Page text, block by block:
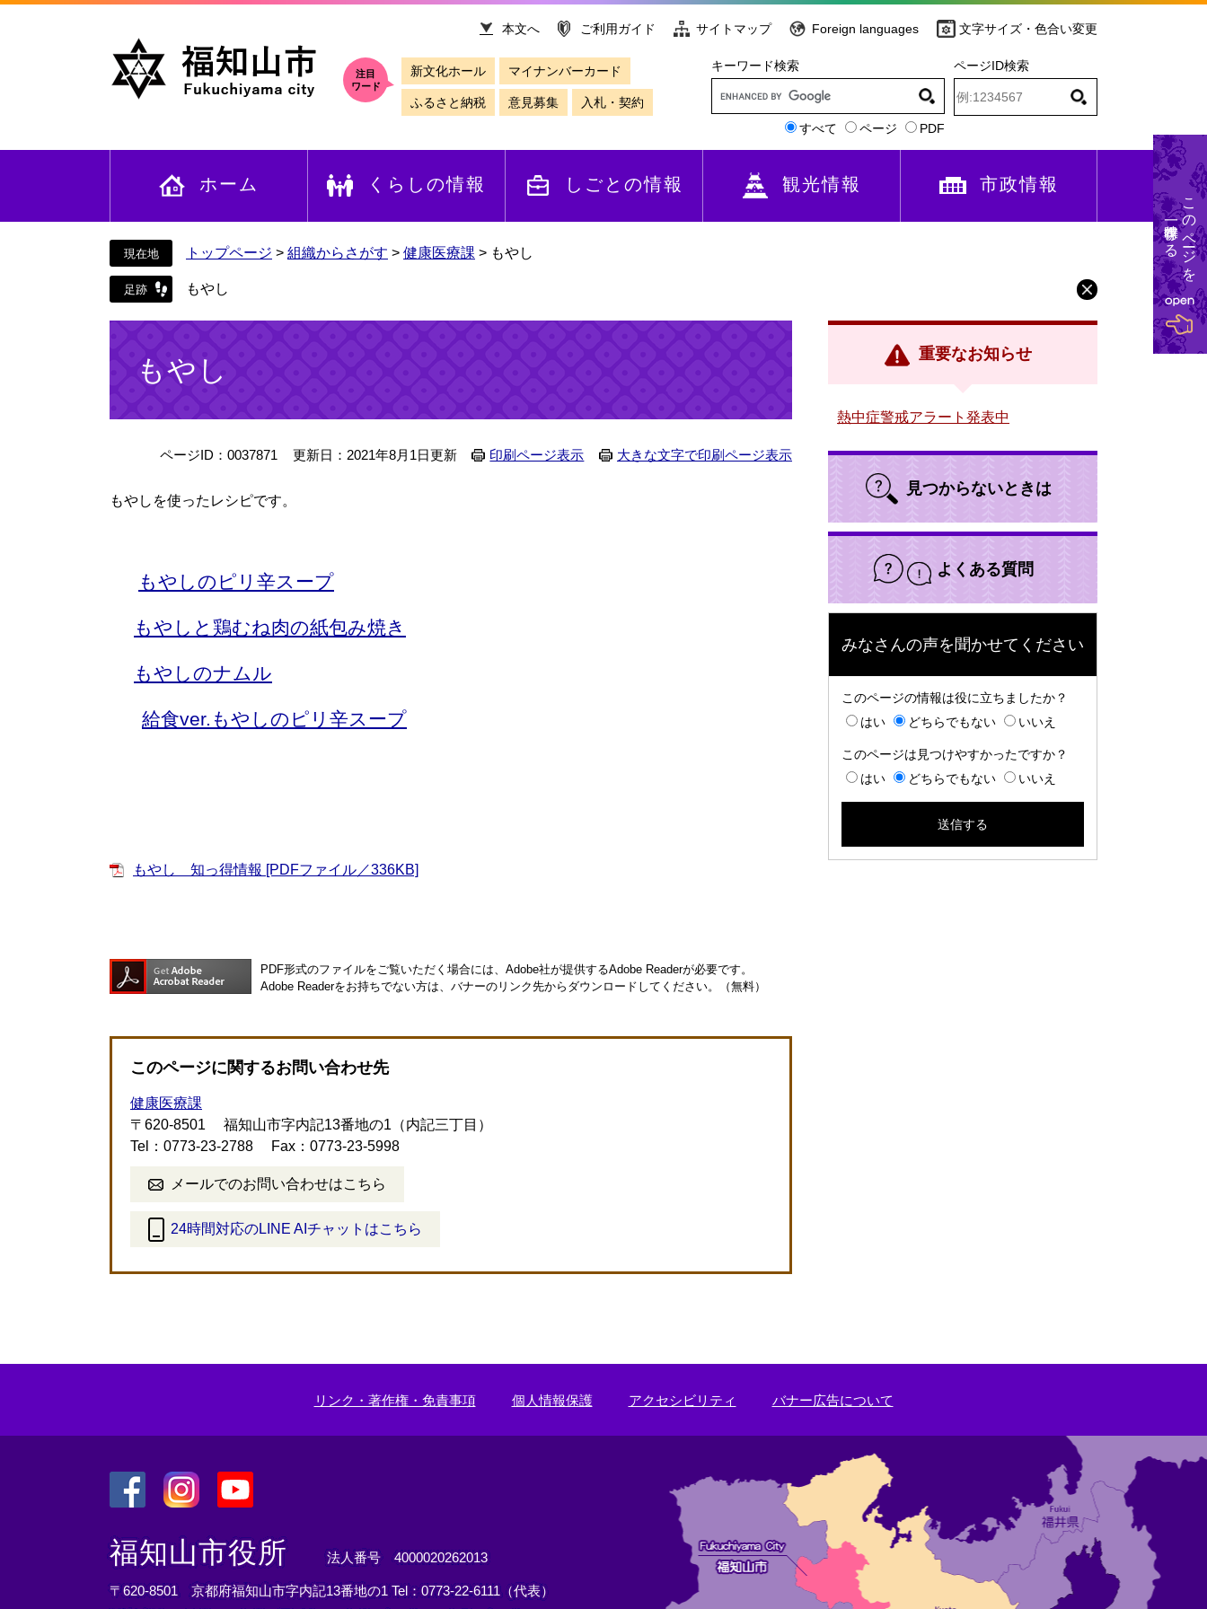
文
本文へ ご利用ガイド サイトマップ Foreign languages 文字サイズ・色合い変更
注目
ワード
新文化ホール マイナンバーカード
ふるさと納税 意見募集 入札・契約
キーワード検索
すべて ページ PDF
ページID検索
ホーム くらしの情報 しごとの情報 観光情報 市政情報
トップページ > 組織からさがす > 健康医療課 > もやし
もやし
もやし
ページID：0037871 更新日：2021年8月1日更新 印刷ページ表示 大きな文字で印刷ページ表示
もやしを使ったレシピです。
もやしのピリ辛スープ
もやしと鶏むね肉の紙包み焼き
もやしのナムル
給食ver.もやしのピリ辛スープ
もやし 知っ得情報 [PDFファイル／336KB]
PDF形式のファイルをご覧いただく場合には、Adobe社が提供するAdobe Readerが必要です。
Adobe Readerをお持ちでない方は、バナーのリンク先からダウンロードしてください。（無料）
このページに関するお問い合わせ先
健康医療課
〒620-8501
福知山市字内記13番地の1（内記三丁目）
Tel：0773-23-2788
Fax：0773-23-5998
メールでのお問い合わせはこちら
24時間対応のLINE AIチャットはこちら
外
ク
重要なお知らせ
熱中症警戒アラート発表中
見つからないときは
よくある質問
みなさんの声を聞かせてください
このページの情報は役に立ちましたか？
はい
どちらでもない いいえ
このページは見つけやすかったですか？
はい
どちらでもない いいえ
リンク・著作権・免責事項 個人情報保護 アクセシビリティ バナー広告について
外
部
リ
ン
外
部
リ
ン
外
部
リ
ン
福知山市役所 法人番号 4000020262013
〒620-8501 京都府福知山市字内記13番地の1 Tel：0773-22-6111（代表）
このページを
一時保存する